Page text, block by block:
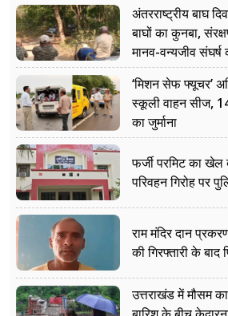
अंतरराष्ट्रीय बाघ
बाघों का कुनबा,
मानव-वन्यजीव संघर्ष
‘मिशन सेफ फ्यूचर’
स्कूली वाहन सीज,
का जुर्माना
फर्जी परमिट का
परिवहन गिरोह पर
राम मंदिर दान
की गिरफ्तारी के
उत्तराखंड में मौसम